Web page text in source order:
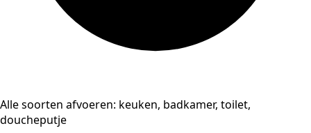
Alle soorten afvoeren: keuken, badkamer, toilet,
doucheputje